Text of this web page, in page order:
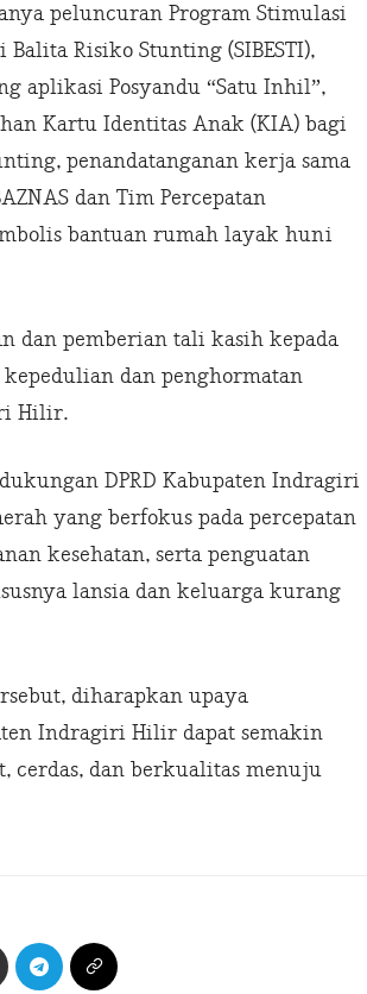
peluncuran Program Stimulasi
Balita Risiko Stunting (SIBESTI),
aplikasi Posyandu “Satu Inhil”,
Kartu Identitas Anak (KIA) bagi
penandatanganan kerja sama
dan Tim Percepatan
bantuan rumah layak huni
dan pemberian tali kasih kepada
dan penghormatan
Hilir.
DPRD Kabupaten Indragiri
yang berfokus pada percepatan
kesehatan, serta penguatan
lansia dan keluarga kurang
diharapkan upaya
Indragiri Hilir dapat semakin
cerdas, dan berkualitas menuju